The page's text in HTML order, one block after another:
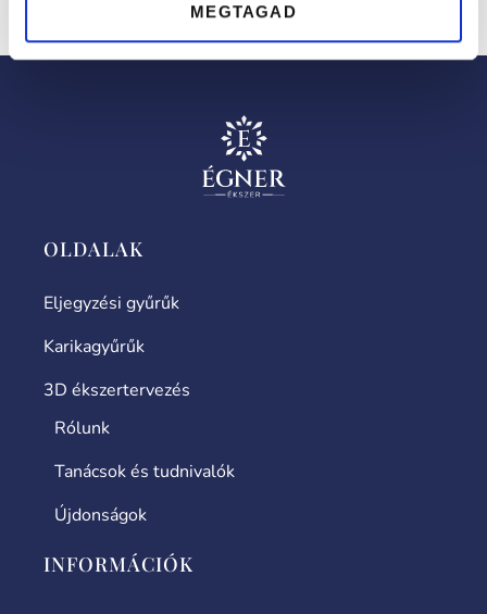
MEGTAGAD
fehéraranyból vagy rose aranyból elkészítve.
OLDALAK
Eljegyzési gyűrűk
Karikagyűrűk
3D ékszertervezés
Rólunk
Tanácsok és tudnivalók
Újdonságok
INFORMÁCIÓK